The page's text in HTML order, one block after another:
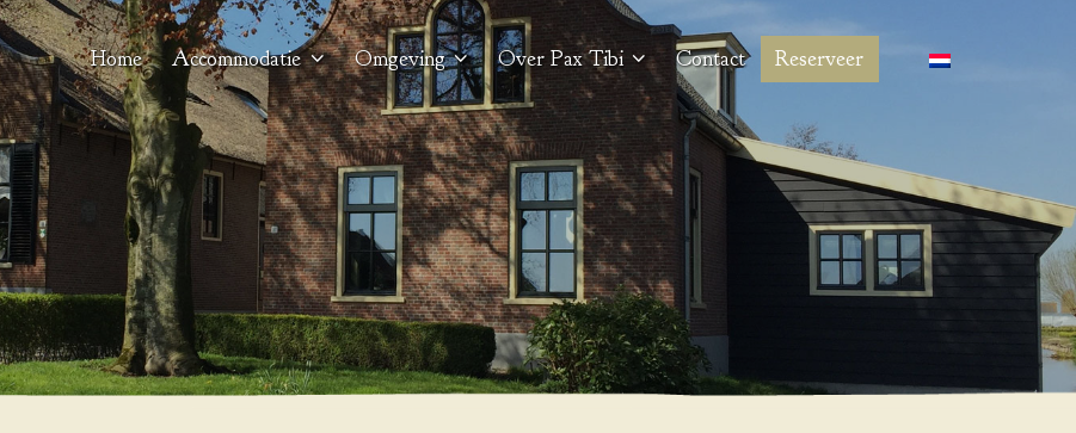
Home Accommodatie Omgeving Over Pax Tibi Contact Reserveer